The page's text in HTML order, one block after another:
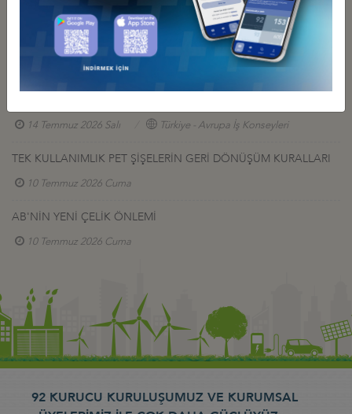
31 Temmuz 2026 Cuma
AB ZORLA ÇALIŞTIRMA TEK PORTALI
14 Temmuz 2026 Salı Türkiye - Avrupa İş Konseyleri
14 Temmuz 2026 Salı Türkiye - Avrupa İş Konseyleri
TEK KULLANIMLIK PET ŞİŞELERİN GERİ DÖNÜŞÜM KURALLARI
10 Temmuz 2026 Cuma
AB'NİN YENİ ÇELİK ÖNLEMİ
10 Temmuz 2026 Cuma
92 KURUCU KURULUŞUMUZ VE KURUMSAL